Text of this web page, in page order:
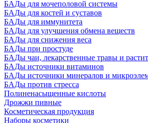
БАДы для мочеполовой системы
БАДы для костей и суставов
БАДы для иммунитета
БАДы для улучшения обмена веществ
БАДы для снижения веса
БАДы при простуде
БАДы чаи, лекарственные травы и
БАДы источники витаминов
БАДы источники минералов и
БАДы против стресса
Полиненасыщенные кислоты
Дрожжи пивные
Косметическая продукция
Наборы косметики